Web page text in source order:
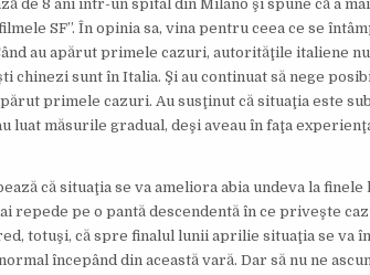
de 8 ani într-un spital din Milano şi spune că a
SF”. În opinia sa, vina pentru ceea ce se
au apărut primele cazuri, autorităţile italiene nu
chinezi sunt în Italia. Şi au continuat să nege
primele cazuri. Au susţinut că situaţia este
luat măsurile gradual, deşi aveau în faţa
că situaţia se va ameliora abia undeva la
repede pe o pantă descendentă în ce priveşte
totuşi, că spre finalul lunii aprilie situaţia se va
începând din această vară. Dar să nu ne